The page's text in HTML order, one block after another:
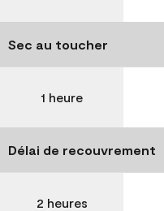
Sec au toucher
1 heure
Délai de recouvrement
2 heures